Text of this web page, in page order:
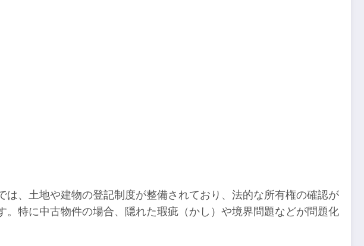
、土地や建物の登記制度が整備されており、法的な所有権の確認が
特に中古物件の場合、隠れた瑕疵（かし）や境界問題などが問題化